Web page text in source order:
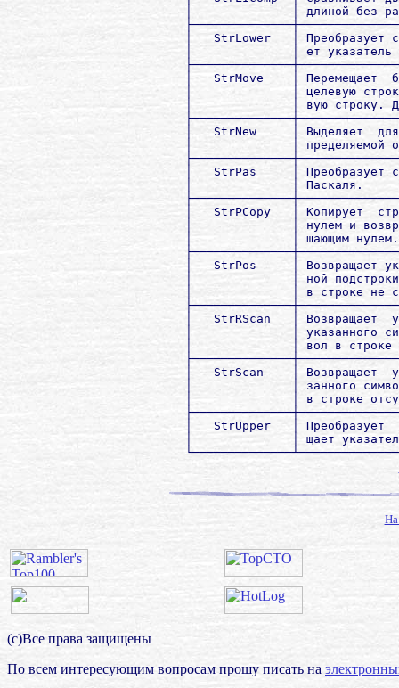
│              │ длиной без
│   StrLower   │ Преобразует
│              │ ет
│   StrMove    │ Перемещает
│              │ целевую
│              │ вую строку.
│   StrNew     │ Выделяет
│              │ пределяемой
│   StrPas     │ Преобразует
│              │ Паскаля.
│   StrPCopy   │ Копирует
│              │ нулем и
│              │ шающим
│   StrPos     │ Возвращает
│              │ ной
│              │ в строке не
│   StrRScan   │ Возвращает
│              │ указанного
│              │ вол в
│   StrScan    │ Возвращает
│              │ занного
│              │ в строке
│   StrUpper   │ Преобразует
│              │ щает
(с)Все права защищены
По всем интересующим вопросам прошу писать на